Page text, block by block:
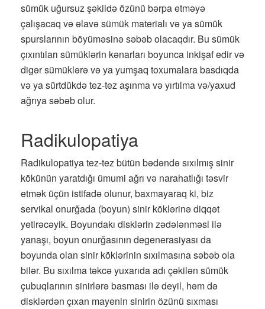
sümük uğursuz şəkildə özünü bərpa etməyə
çalışacaq və əlavə sümük materialı və ya sümük
spurslarının böyüməsinə səbəb olacaqdır. Bu sümük
çıxıntıları sümüklərin kənarları boyunca inkişaf edir və
digər sümüklərə və ya yumşaq toxumalara basdıqda
və ya sürtdükdə tez-tez aşınma və yırtılma və/yaxud
ağrıya səbəb olur.
Radikulopatiya
Radikulopatiya tez-tez bütün bədəndə sıxılmış sinir
kökünün yaratdığı ümumi ağrı və narahatlığı təsvir
etmək üçün istifadə olunur, baxmayaraq ki, biz
servikal onurğada (boyun) sinir köklərinə diqqət
yetirəcəyik. Boyundakı disklərin zədələnməsi ilə
yanaşı, boyun onurğasının degenerasiyası da
boyunda olan sinir köklərinin sıxılmasına səbəb ola
bilər. Bu sıxılma təkcə yuxarıda adı çəkilən sümük
çubuqlarının sinirlərə basması ilə deyil, həm də
disklərdən çıxan mayenin sinirin özünü sıxması